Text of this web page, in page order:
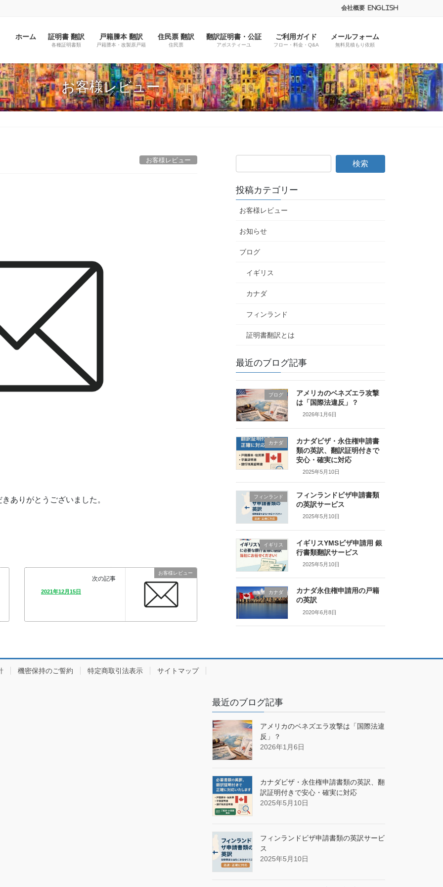
会社概要 English
ホーム 証明書 翻訳
各種証明書類
戸籍謄本 翻訳
戸籍謄本・改製原戸籍
住民票 翻訳
住民票
翻訳証明書・公証
アポスティーユ
ご利用ガイド
フロー・料金・Q&A
メールフォーム
無料見積もり依頼
お客様レビュー
お客様レビュー
ありがとうございました。
お客様レビュー
次の記事
2021年12月15日
投稿カテゴリー
お客様レビュー
お知らせ
ブログ
イギリス
カナダ
フィンランド
証明書翻訳とは
最近のブログ記事
ブログ
アメリカのベネズエラ攻撃
は「国際法違反」？
2026年1月6日
カナダ
カナダビザ・永住権申請書
類の英訳、翻訳証明付きで
安心・確実に対応
2025年5月10日
フィンランド
フィンランドビザ申請書類
の英訳サービス
2025年5月10日
イギリス
イギリスYMSビザ申請用 銀
行書類翻訳サービス
2025年5月10日
カナダ
カナダ永住権申請用の戸籍
の英訳
2020年6月8日
機密保持のご誓約 特定商取引法表示 サイトマップ
最近のブログ記事
アメリカのベネズエラ攻撃は「国際法違
反」？
2026年1月6日
カナダビザ・永住権申請書類の英訳、翻
訳証明付きで安心・確実に対応
2025年5月10日
フィンランドビザ申請書類の英訳サービ
ス
2025年5月10日